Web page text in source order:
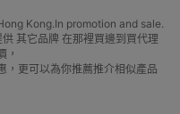
Kong.In promotion and sale.
其它品牌 在那裡買邊到買代理
，
，更可以為你推薦推介相似產品